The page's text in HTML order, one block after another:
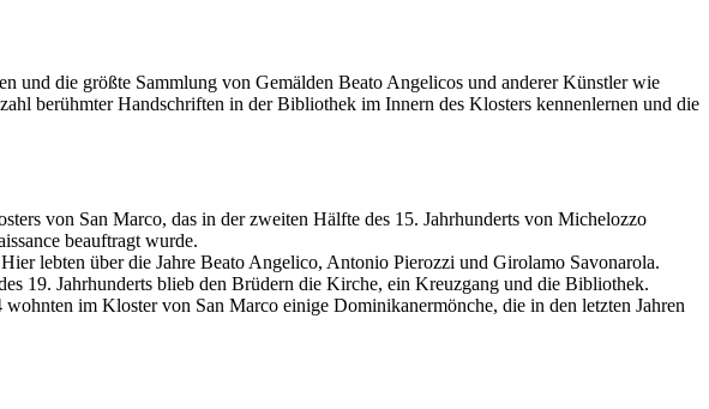
und die größte Sammlung von Gemälden Beato Angelicos und anderer Künstler wie
berühmter Handschriften in der Bibliothek im Innern des Klosters kennenlernen und die
von San Marco, das in der zweiten Hälfte des 15. Jahrhunderts von Michelozzo
beauftragt wurde.
lebten über die Jahre Beato Angelico, Antonio Pierozzi und Girolamo Savonarola.
19. Jahrhunderts blieb den Brüdern die Kirche, ein Kreuzgang und die Bibliothek.
im Kloster von San Marco einige Dominikanermönche, die in den letzten Jahren